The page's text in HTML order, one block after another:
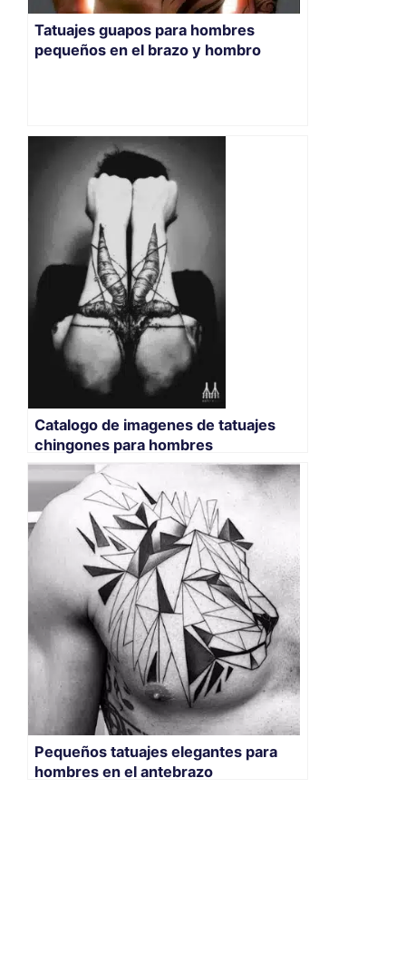
Tatuajes guapos para hombres
pequeños en el brazo y hombro
Catalogo de imagenes de tatuajes
chingones para hombres
Pequeños tatuajes elegantes para
hombres en el antebrazo